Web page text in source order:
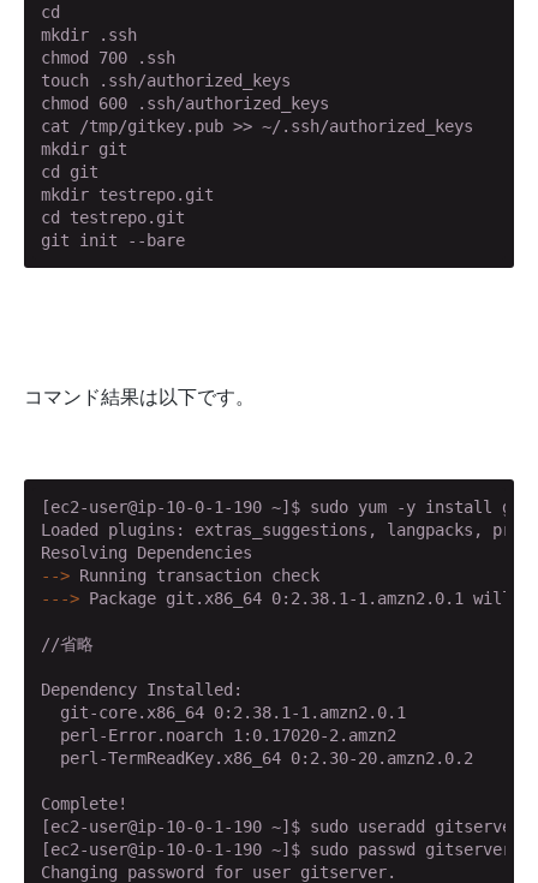
cd
mkdir .ssh
chmod 700 .ssh
touch .ssh/authorized_keys
chmod 600 .ssh/authorized_keys
cat /tmp/gitkey.pub >> ~/.ssh/authorized_keys
mkdir git
cd git
mkdir testrepo.git
cd testrepo.git
git init --bare
コマンド結果は以下です。
[ec2-user@ip-10-0-1-190 ~]$ sudo yum -y install git
Loaded plugins: extras_suggestions, langpacks,
--> Running transaction check
---> Package git.x86_64 0:2.38.1-1.amzn2.0.1 will
//省略
Dependency Installed:
git-core.x86_64 0:2.38.1-1.amzn2.0.1
perl-Error.noarch 1:0.17020-2.amzn2
  perl-TermReadKey.x86_64 0:2.30-20.amzn2.0.2
Complete!
[ec2-user@ip-10-0-1-190 ~]$ sudo useradd gitserver
[ec2-user@ip-10-0-1-190 ~]$ sudo passwd gitserver
Changing password for user gitserver.